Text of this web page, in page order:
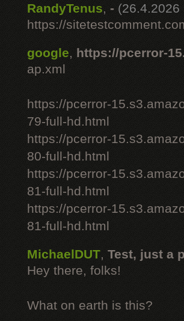
RandyTenus, - (26.4.2026
https://
google, https://pcerror-
ap.xml
https://pcerror-
79-full-hd.html
https://pcerror-
80-full-hd.html
https://pcerror-
81-full-hd.html
https://pcerror-
81-full-hd.html
MichaelDUT, Test, just a
Hey there, folks!
What on earth is this?